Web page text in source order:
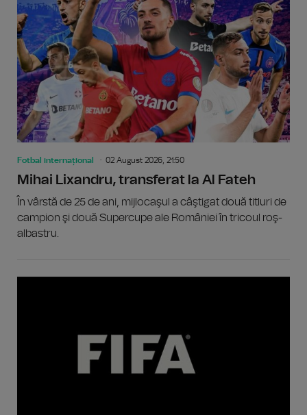
Fotbal internațional 02 August 2026, 21:50
Mihai Lixandru, transferat la Al Fateh
În vârstă de 25 de ani, mijlocaşul a câştigat două titluri de
campion şi două Supercupe ale României în tricoul roş-
albastru.